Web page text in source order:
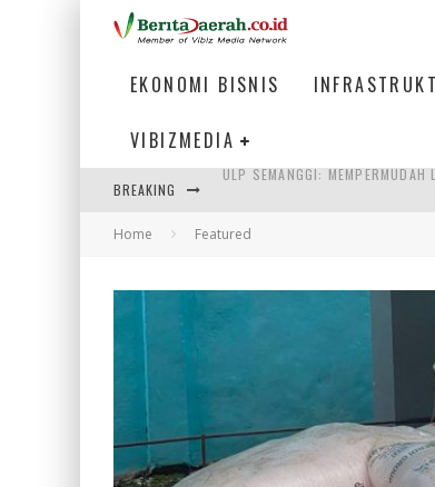
EKONOMI BISNIS
VIBIZMEDIA
BREAKING
KETIKA INSTITUSI MENENTUKAN
ULP SEMANGGI:
Home Featured